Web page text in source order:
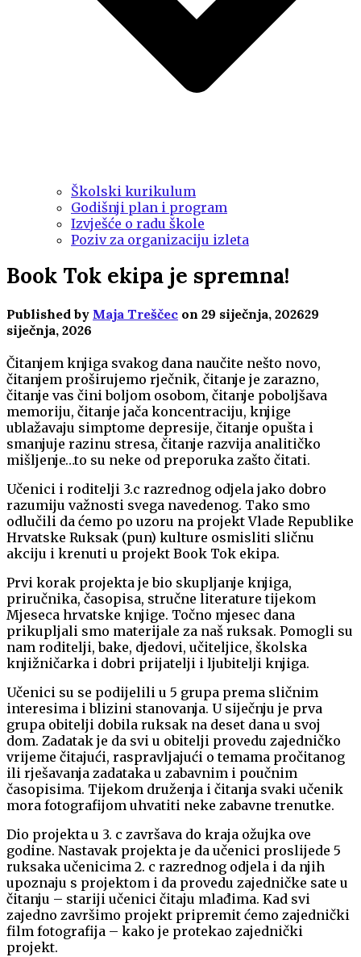
Školski kurikulum
Godišnji plan i program
Izvješće o radu škole
Poziv za organizaciju izleta
Book Tok ekipa je spremna!
Published by Maja Treščec on 29 siječnja, 202629
siječnja, 2026
Čitanjem knjiga svakog dana naučite nešto novo,
čitanjem proširujemo rječnik, čitanje je zarazno,
čitanje vas čini boljom osobom, čitanje poboljšava
memoriju, čitanje jača koncentraciju, knjige
ublažavaju simptome depresije, čitanje opušta i
smanjuje razinu stresa, čitanje razvija analitičko
mišljenje…to su neke od preporuka zašto čitati.
Učenici i roditelji 3.c razrednog odjela jako dobro
razumiju važnosti svega navedenog. Tako smo
odlučili da ćemo po uzoru na projekt Vlade Republike
Hrvatske Ruksak (pun) kulture osmisliti sličnu
akciju i krenuti u projekt Book Tok ekipa.
Prvi korak projekta je bio skupljanje knjiga,
priručnika, časopisa, stručne literature tijekom
Mjeseca hrvatske knjige. Točno mjesec dana
prikupljali smo materijale za naš ruksak. Pomogli su
nam roditelji, bake, djedovi, učiteljice, školska
knjižničarka i dobri prijatelji i ljubitelji knjiga.
Učenici su se podijelili u 5 grupa prema sličnim
interesima i blizini stanovanja. U siječnju je prva
grupa obitelji dobila ruksak na deset dana u svoj
dom. Zadatak je da svi u obitelji provedu zajedničko
vrijeme čitajući, raspravljajući o temama pročitanog
ili rješavanja zadataka u zabavnim i poučnim
časopisima. Tijekom druženja i čitanja svaki učenik
mora fotografijom uhvatiti neke zabavne trenutke.
Dio projekta u 3. c završava do kraja ožujka ove
godine. Nastavak projekta je da učenici proslijede 5
ruksaka učenicima 2. c razrednog odjela i da njih
upoznaju s projektom i da provedu zajedničke sate u
čitanju – stariji učenici čitaju mlađima. Kad svi
zajedno završimo projekt pripremit ćemo zajednički
film fotografija – kako je protekao zajednički
projekt.